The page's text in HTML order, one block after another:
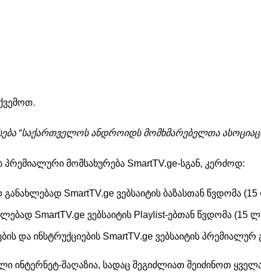
“საქართველოს ანდროიდს მომხმარებელთა
მომსახურება SmartTV.ge-სგან, კერძოდ:
SmartTV.ge ვებსაიტის ბაზასთან წვდომა
SmartTV.ge ვებსაიტის Playlist-ებთან წვდომა (15
და ინსტრუქციების SmartTV.ge ვებსაიტის
ინტერნეტ-მაღაზია, სადაც შეგიძლიათ შეიძინოთ ყველა